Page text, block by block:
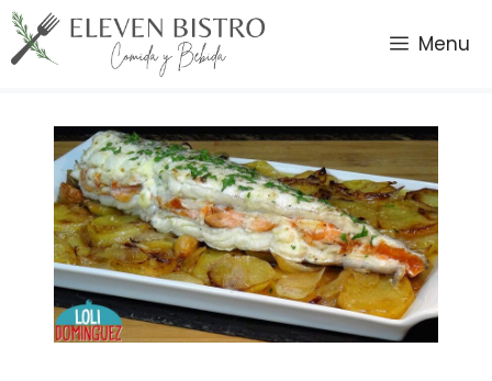
Saltar
al
contenido
Menu